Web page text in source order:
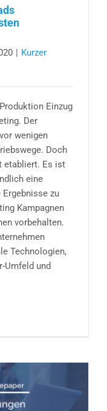
Kurzer
Einzug
Der
wenigen
Doch
etabliert. Es ist
eine
zu
Kampagnen
vorbehalten.
Technologien,
Umfeld und